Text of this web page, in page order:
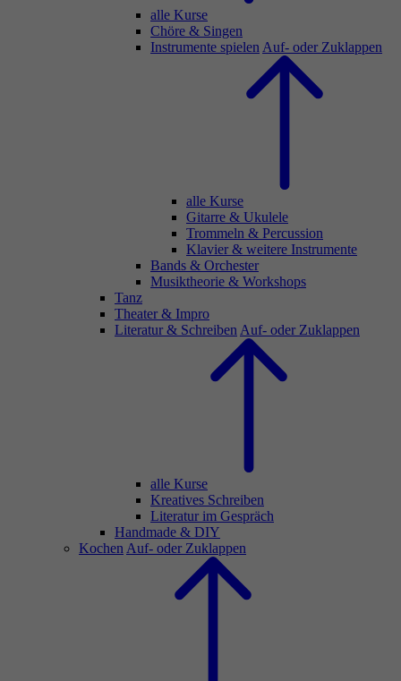
alle Kurse
Chöre & Singen
Instrumente spielen Auf- oder Zuklappen
alle Kurse
Gitarre & Ukulele
Trommeln & Percussion
Klavier & weitere Instrumente
Bands & Orchester
Musiktheorie & Workshops
Tanz
Theater & Impro
Literatur & Schreiben Auf- oder Zuklappen
alle Kurse
Kreatives Schreiben
Literatur im Gespräch
Handmade & DIY
Kochen Auf- oder Zuklappen